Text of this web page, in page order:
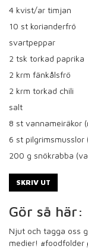
4 kvist/ar timjan
10 st korianderfrö
svartpeppar
2 tsk torkad paprika
2 krm fänkålsfrö
2 krm torkad chili
salt
8 st vannameiräkor
6 st pilgrimsmusslor
200 g snökrabba
SKRIV UT
Gör så här:
Njut och tagga oss
medier! #foodfolder